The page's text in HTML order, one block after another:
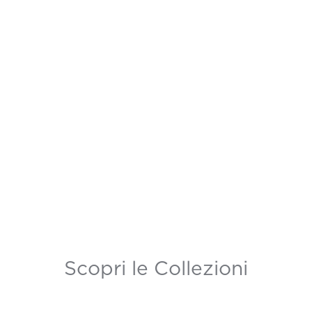
Scopri le Collezioni